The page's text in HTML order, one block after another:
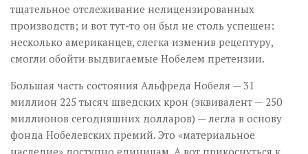
тщательное отслеживание нелицензированных
производств; и вот тут-то он был не столь успешен:
несколько американцев, слегка изменив рецептуру,
смогли обойти выдвигаемые Нобелем претензии.
Большая часть состояния Альфреда Нобеля — 31
миллион 225 тысяч шведских крон (эквивалент — 250
миллионов сегодняшних долларов) — легла в основу
фонда Нобелевских премий. Это «материальное
наследие» доступно единицам. А вот прикоснуться к